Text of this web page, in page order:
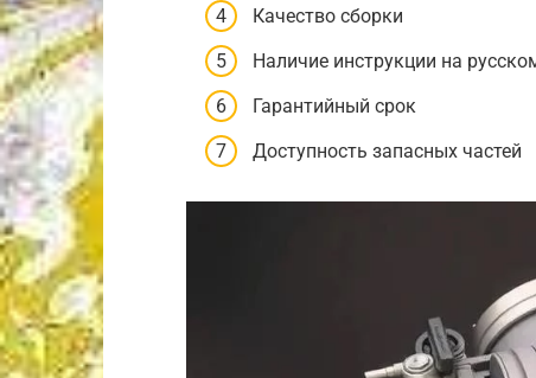
Качество сборки
Наличие инструкции на
Гарантийный срок
Доступность запасных частей